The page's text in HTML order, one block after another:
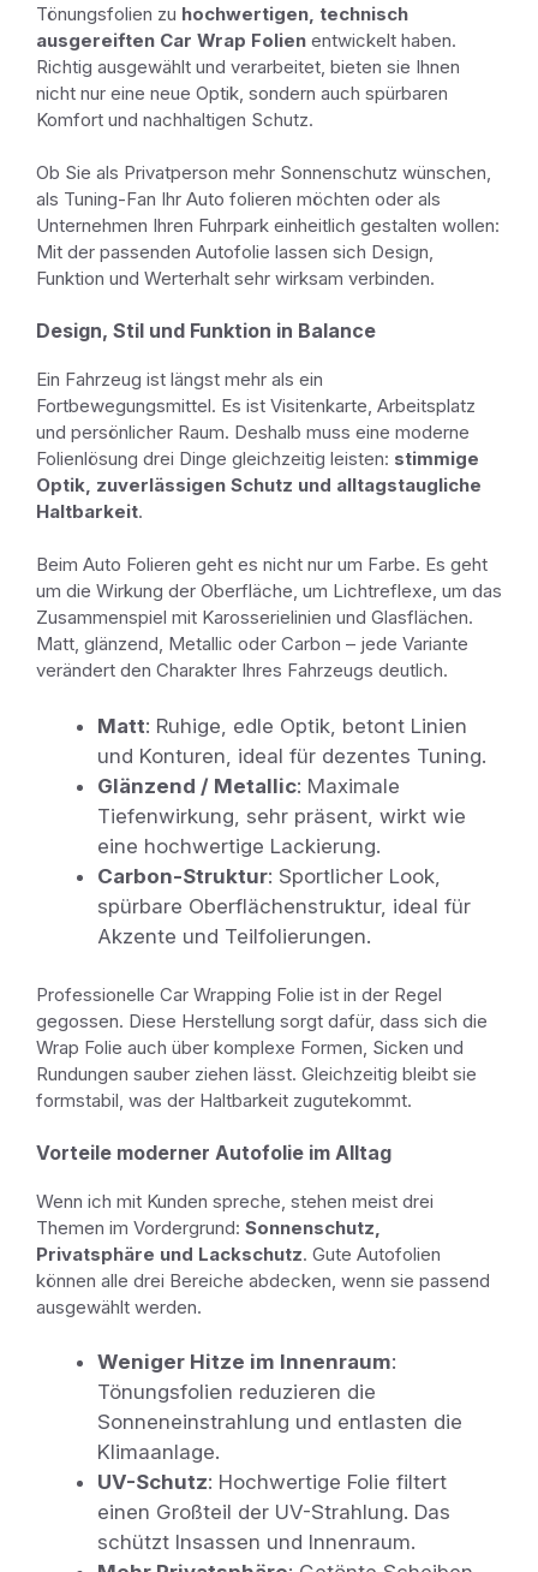
Tönungsfolien zu hochwertigen, technisch
ausgereiften Car Wrap Folien entwickelt haben.
Richtig ausgewählt und verarbeitet, bieten sie Ihnen
nicht nur eine neue Optik, sondern auch spürbaren
Komfort und nachhaltigen Schutz.
Ob Sie als Privatperson mehr Sonnenschutz wünschen,
als Tuning-Fan Ihr Auto folieren möchten oder als
Unternehmen Ihren Fuhrpark einheitlich gestalten wollen:
Mit der passenden Autofolie lassen sich Design,
Funktion und Werterhalt sehr wirksam verbinden.
Design, Stil und Funktion in Balance
Ein Fahrzeug ist längst mehr als ein
Fortbewegungsmittel. Es ist Visitenkarte, Arbeitsplatz
und persönlicher Raum. Deshalb muss eine moderne
Folienlösung drei Dinge gleichzeitig leisten: stimmige
Optik, zuverlässigen Schutz und alltagstaugliche
Haltbarkeit.
Beim Auto Folieren geht es nicht nur um Farbe. Es geht
um die Wirkung der Oberfläche, um Lichtreflexe, um das
Zusammenspiel mit Karosserielinien und Glasflächen.
Matt, glänzend, Metallic oder Carbon – jede Variante
verändert den Charakter Ihres Fahrzeugs deutlich.
Matt: Ruhige, edle Optik, betont Linien
und Konturen, ideal für dezentes Tuning.
Glänzend / Metallic: Maximale
Tiefenwirkung, sehr präsent, wirkt wie
eine hochwertige Lackierung.
Carbon-Struktur: Sportlicher Look,
spürbare Oberflächenstruktur, ideal für
Akzente und Teilfolierungen.
Professionelle Car Wrapping Folie ist in der Regel
gegossen. Diese Herstellung sorgt dafür, dass sich die
Wrap Folie auch über komplexe Formen, Sicken und
Rundungen sauber ziehen lässt. Gleichzeitig bleibt sie
formstabil, was der Haltbarkeit zugutekommt.
Vorteile moderner Autofolie im Alltag
Wenn ich mit Kunden spreche, stehen meist drei
Themen im Vordergrund: Sonnenschutz,
Privatsphäre und Lackschutz. Gute Autofolien
können alle drei Bereiche abdecken, wenn sie passend
ausgewählt werden.
Weniger Hitze im Innenraum:
Tönungsfolien reduzieren die
Sonneneinstrahlung und entlasten die
Klimaanlage.
UV-Schutz: Hochwertige Folie filtert
einen Großteil der UV-Strahlung. Das
schützt Insassen und Innenraum.